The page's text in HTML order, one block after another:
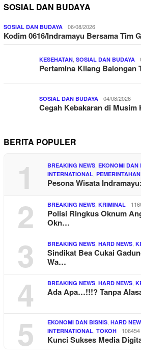
SOSIAL DAN BUDAYA
SOSIAL DAN BUDAYA 06/08/2026
Kodim 0616/Indramayu Bersama Tim
KESEHATAN SOSIAL DAN BUDAYA
Pertamina Kilang
SOSIAL DAN BUDAYA 04/08/2026
Cegah Kebakaran di
BERITA POPULER
1 BREAKING NEWS EKONOMI DAN
INTERNATIONAL PEMERINTAHAN
Pesona Wisata
2 BREAKING NEWS KRIMINAL
Polisi Ringkus Oknum
Okn…
3 BREAKING NEWS HARD NEWS
Sindikat Bea Cukai
Wa…
4 BREAKING NEWS HARD NEWS
Ada Apa…!!!? Tanpa
5 EKONOMI DAN BISNIS HARD
INTERNATIONAL TOKOH
Kunci Sukses Media